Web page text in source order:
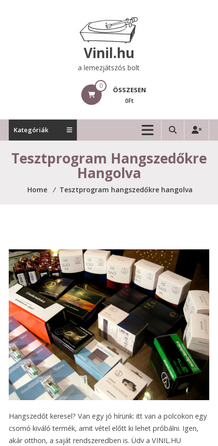
Vinil.hu
a lemezjátszós bolt
0 ÖSSZESEN
0Ft
Kategóriák
Tesztprogram Hangszedőkre
Hangolva
Home ⁄ Tesztprogram hangszedőkre hangolva
Hangszedőt keresel? Van egy jó hírünk: itt van a polcokon egy
csomó kiváló termék, amit vétel előtt ki lehet próbálni. Igen,
akár otthon, a saját rendszeredben is. Üdv a VINIL.HU